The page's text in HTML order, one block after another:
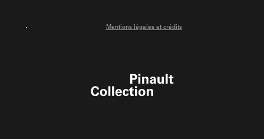
Mentions légales et crédits